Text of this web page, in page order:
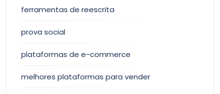
ferramentas de reescrita
prova social
plataformas de e-commerce
melhores plataformas para vender